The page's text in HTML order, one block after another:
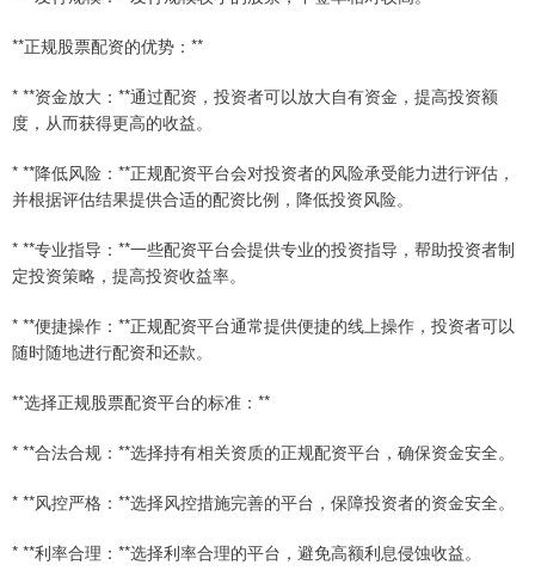
**正规股票配资的优势：**
* **资金放大：**通过配资，投资者可以放大自有资金，提高投资额
度，从而获得更高的收益。
* **降低风险：**正规配资平台会对投资者的风险承受能力进行评估，
并根据评估结果提供合适的配资比例，降低投资风险。
* **专业指导：**一些配资平台会提供专业的投资指导，帮助投资者制
定投资策略，提高投资收益率。
* **便捷操作：**正规配资平台通常提供便捷的线上操作，投资者可以
随时随地进行配资和还款。
**选择正规股票配资平台的标准：**
* **合法合规：**选择持有相关资质的正规配资平台，确保资金安全。
* **风控严格：**选择风控措施完善的平台，保障投资者的资金安全。
* **利率合理：**选择利率合理的平台，避免高额利息侵蚀收益。